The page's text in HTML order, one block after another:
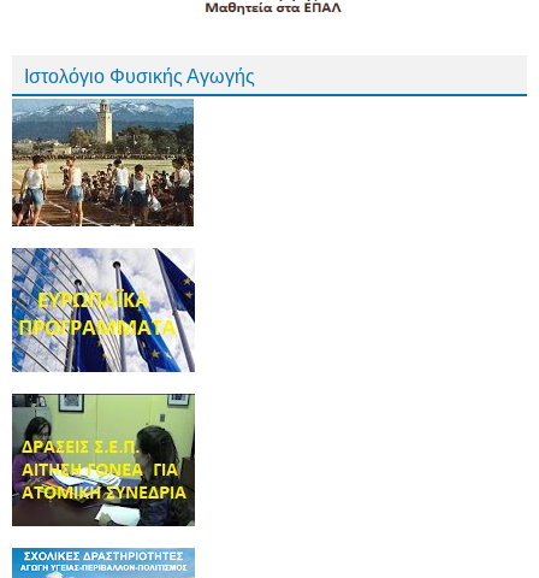
Ιστολόγιο Φυσικής Αγωγής